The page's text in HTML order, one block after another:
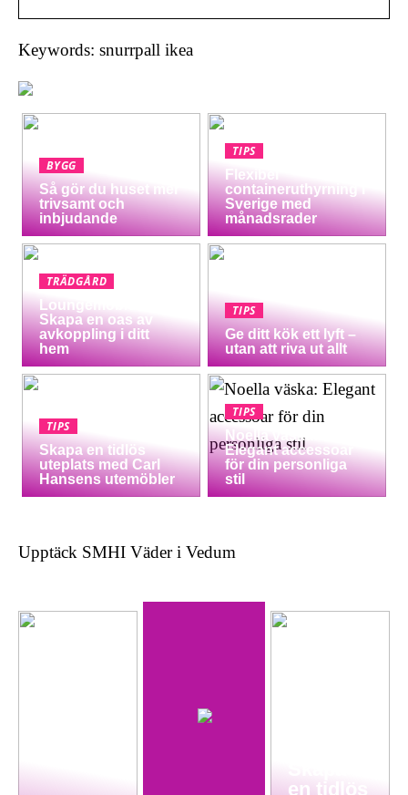
Keywords: snurrpall ikea
BYGG
Så gör du huset mer
trivsamt och
inbjudande
TIPS
Flexibel
containeruthyrning i
Sverige med
månadsrader
TRÄDGÅRD
Loungemöbler:
Skapa en oas av
avkoppling i ditt
hem
TIPS
Ge ditt kök ett lyft –
utan att riva ut allt
TIPS
Skapa en tidlös
uteplats med Carl
Hansens utemöbler
TIPS
Noella väska:
Elegant accessoar
för din personliga
stil
Upptäck SMHI Väder i Vedum
en tidlös